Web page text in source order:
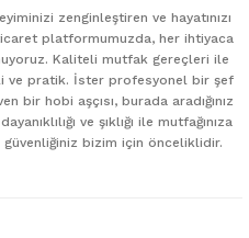
görüntülenemiyor.
bulunuyor.
pahalı.
zenginleştiren ve hayatınızı
platformumuzda, her ihtiyaca
Kaliteli mutfak gereçleri ile
ve pratik. İster profesyonel bir şef
bir hobi aşçısı, burada aradığınız
ve şıklığı ile mutfağınıza
güvenliğiniz bizim için önceliklidir.